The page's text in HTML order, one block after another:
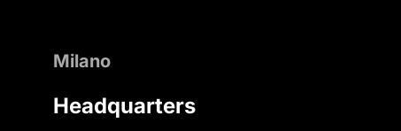
Milano
Headquarters